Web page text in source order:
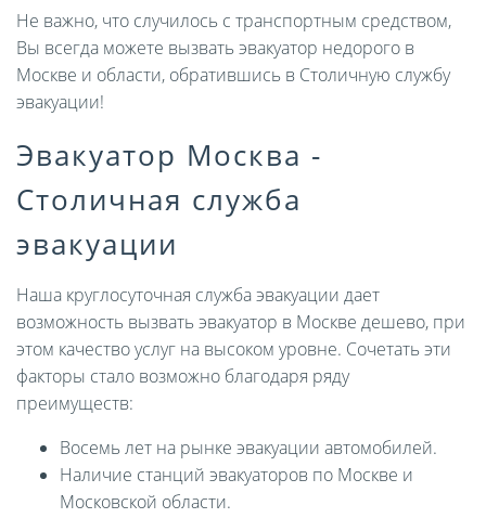
Не важно, что случилось с транспортным средством,
Вы всегда можете вызвать эвакуатор недорого в
Москве и области, обратившись в Столичную службу
эвакуации!
Эвакуатор Москва -
Столичная служба
эвакуации
Наша круглосуточная служба эвакуации дает
возможность вызвать эвакуатор в Москве дешево, при
этом качество услуг на высоком уровне. Сочетать эти
факторы стало возможно благодаря ряду
преимуществ:
Восемь лет на рынке эвакуации автомобилей.
Наличие станций эвакуаторов по Москве и
Московской области.